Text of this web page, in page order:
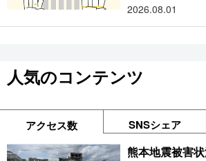
2026.08.01
人気のコンテンツ
アクセス数 SNSシェア
熊本地震被害